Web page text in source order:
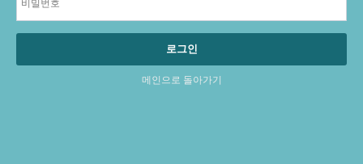
로그인
메인으로 돌아가기